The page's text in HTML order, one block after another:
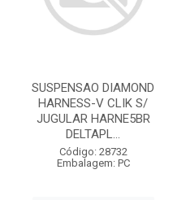
SUSPENSAO DIAMOND
HARNESS-V CLIK S/
JUGULAR HARNE5BR
DELTAPL...
Código: 28732
Embalagem: PC